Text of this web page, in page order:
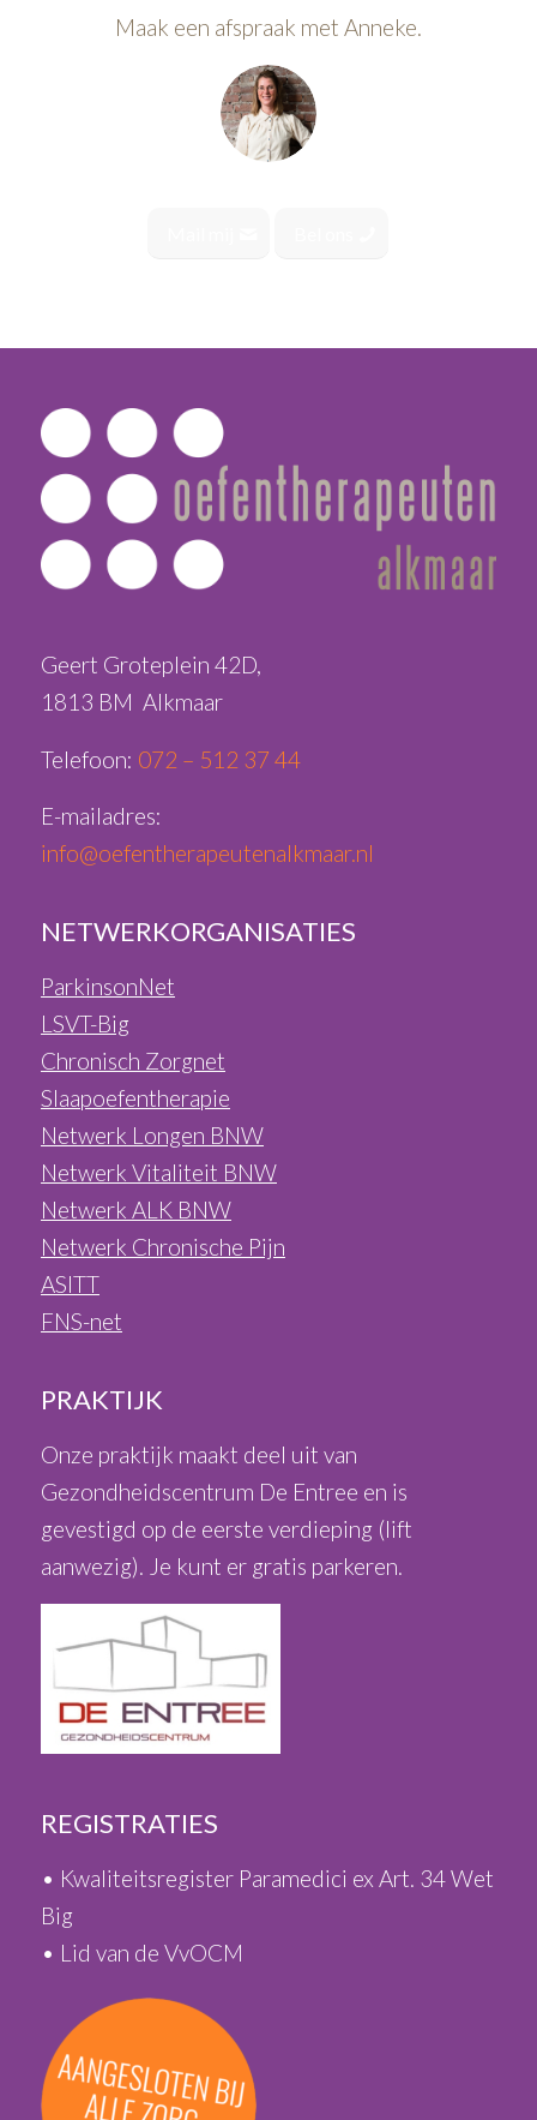
Maak een afspraak met Anneke.
Geert Groteplein 42D,
1813 BM Alkmaar
Telefoon: 072 – 512 37 44
E-mailadres:
info@oefentherapeutenalkmaar.nl
NETWERKORGANISATIES
ParkinsonNet
LSVT-Big
Chronisch Zorgnet
Slaapoefentherapie
Netwerk Longen BNW
Netwerk Vitaliteit BNW
Netwerk ALK BNW
Netwerk Chronische Pijn
ASITT
FNS-net
PRAKTIJK
Onze praktijk maakt deel uit van
Gezondheidscentrum De Entree en is
gevestigd op de eerste verdieping (lift
aanwezig). Je kunt er gratis parkeren.
REGISTRATIES
• Kwaliteitsregister Paramedici ex Art. 34 Wet
Big
• Lid van de VvOCM